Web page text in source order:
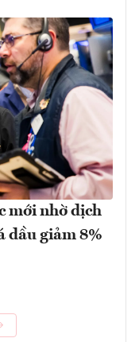
mới nhờ dịch
dầu giảm 8%